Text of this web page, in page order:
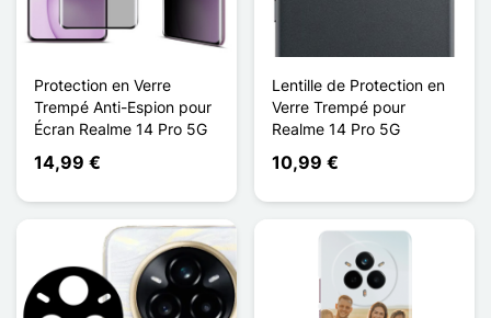
Protection en Verre
Trempé Anti-Espion pour
Écran Realme 14 Pro 5G
14,99 €
Lentille de Protection en
Verre Trempé pour
Realme 14 Pro 5G
10,99 €